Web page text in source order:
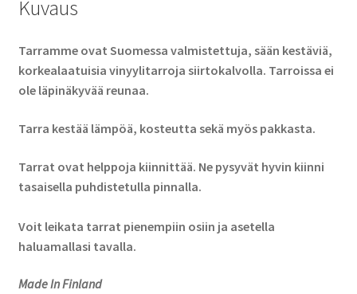
Kuvaus
Tarramme ovat Suomessa valmistettuja, sään kestäviä,
korkealaatuisia vinyylitarroja siirtokalvolla. Tarroissa ei
ole läpinäkyvää reunaa.
Tarra kestää lämpöä, kosteutta sekä myös pakkasta.
Tarrat ovat helppoja kiinnittää. Ne pysyvät hyvin kiinni
tasaisella puhdistetulla pinnalla.
Voit leikata tarrat pienempiin osiin ja asetella
haluamallasi tavalla.
Made In Finland